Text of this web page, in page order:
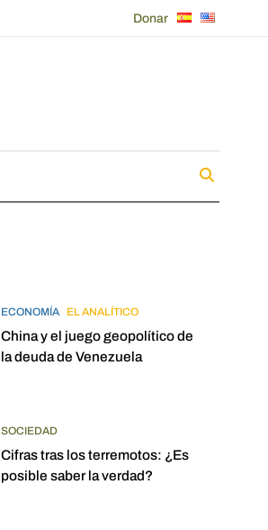
Donar
ECONOMÍA EL ANALÍTICO
China y el juego geopolítico de
la deuda de Venezuela
SOCIEDAD
Cifras tras los terremotos: ¿Es
posible saber la verdad?